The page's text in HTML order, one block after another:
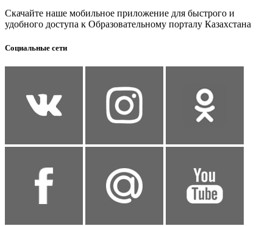
Скачайте наше мобильное приложение для быстрого и
удобного доступа к Образовательному порталу Казахстана
Социальные сети